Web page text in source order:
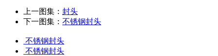
上一图集： 封头
下一图集： 不锈钢封头
不锈钢封头
不锈钢封头